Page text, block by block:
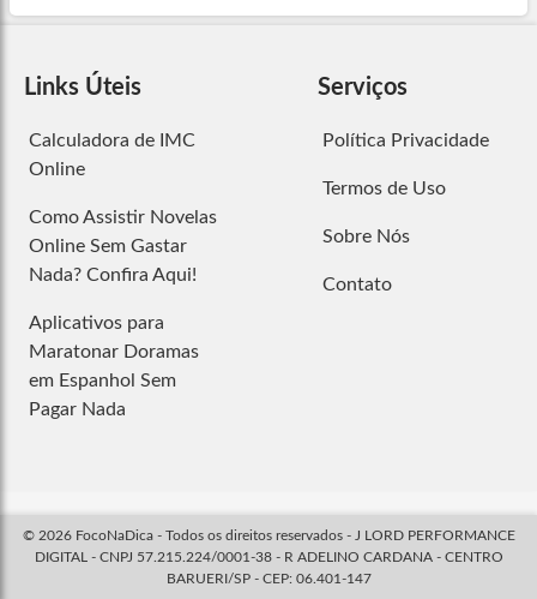
Links Úteis
Calculadora de IMC
Online
Como Assistir Novelas
Online Sem Gastar
Nada? Confira Aqui!
Aplicativos para
Maratonar Doramas
em Espanhol Sem
Pagar Nada
Serviços
Política Privacidade
Termos de Uso
Sobre Nós
Contato
© 2026 FocoNaDica - Todos os direitos reservados - J LORD PERFORMANCE
DIGITAL - CNPJ 57.215.224/0001-38 - R ADELINO CARDANA - CENTRO
BARUERI/SP - CEP: 06.401-147